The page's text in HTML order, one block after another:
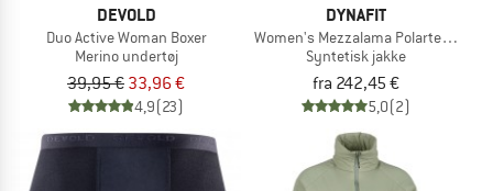
DEVOLD
Duo Active Woman Boxer
Merino undertøj
39,95 € 33,96 €
4,9(23)
DYNAFIT
Women's Mezzalama Polartec
Syntetisk jakke
fra 242,45 €
5,0(2)